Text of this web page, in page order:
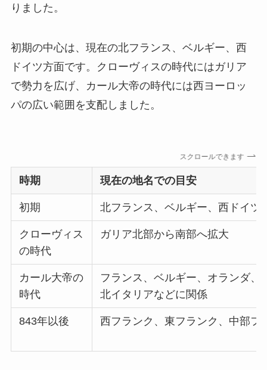
りました。
初期の中心は、現在の北フランス、ベルギー、西
ドイツ方面です。クローヴィスの時代にはガリア
で勢力を広げ、カール大帝の時代には西ヨーロッ
パの広い範囲を支配しました。
スクロールできます
時期 現在の地名での目安
初期 北フランス、ベルギー、西ドイツ
クローヴィス
の時代
ガリア北部から南部へ拡大
カール大帝の
時代
フランス、ベルギー、オランダ、
北イタリアなどに関係
843年以後 西フランク、東フランク、中部フ